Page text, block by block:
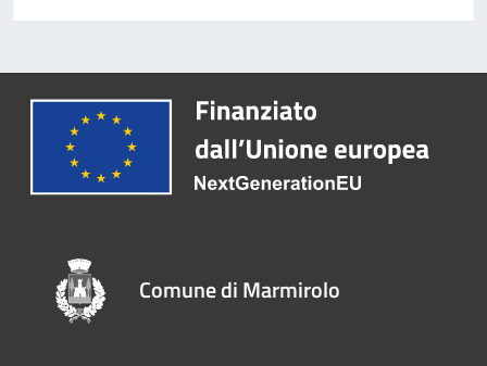
Comune di Marmirolo